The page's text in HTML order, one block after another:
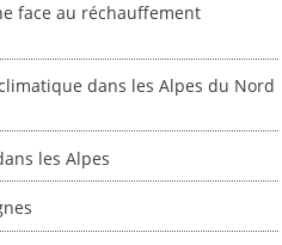
face au réchauffement
dans les Alpes du Nord
les Alpes